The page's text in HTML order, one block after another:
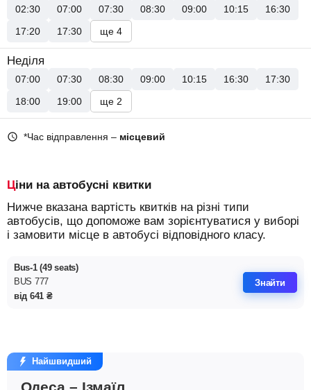
02:30 07:00 07:30 08:30 09:00 10:15
16:30
17:20
17:30 ще 4
Неділя
07:00 07:30 08:30 09:00 10:15 16:30
17:30
18:00
19:00 ще 2
*Час відправлення – місцевий
Ціни на автобусні квитки
Нижче вказана вартість квитків на різні типи
автобусів, що допоможе вам зорієнтуватися у виборі
і замовити місце в автобусі відповідного класу.
Bus-1 (49 seats)
BUS 777
від 641 ₴
Знайти
Найшвидший